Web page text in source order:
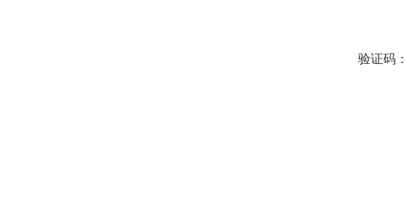
验证码